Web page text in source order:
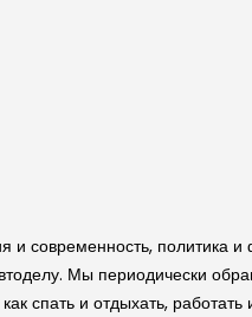
современность, политика
Мы периодически
и отдыхать, работать